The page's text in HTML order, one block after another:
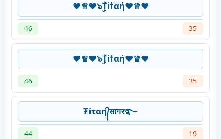
❤️♕❤️๖ۣۜTi†αή❤️♕❤️
46 35
❤️♕❤️๖ۣۜTi†αή❤️♕❤️
46 35
₮𝕚ταη᭄सागर࿐
44 19